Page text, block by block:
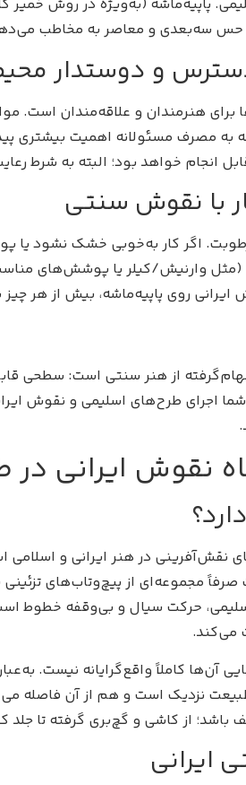
پاپیه‌ماشه (به‌ویژه در روش
حس سه‌بعدی و معاصر به مخاطب
و دوستدار
برای هنرمندان و علاقه‌مندان
به مصرف مسئولانه اهمیت بیشتری
انجام خواهد بود؛ البته به شرط
با نقوش سنتی
اگر کار به‌خوبی خشک نشود یا
وارنیش/کیلر یا پوشش‌های
روی پاپیه‌ماشه، بیش از هر چیز
الهام‌گرفته از هنر سنتی است:
طرح‌های اسلیمی و نقوش
نقوش ایرانی در
نقش‌آفرینی در هنر ایرانی و
مجموعه‌ای از پیچ‌وتاب‌های
حرکت سیال و بی‌وقفه خطوط
می‌کند.
آن‌ها کاملاً واقع‌گرایانه نیست.
نزدیک است و هم از آن فاصله
از کاشی و گچ‌بری گرفته تا جلد
ایرانی